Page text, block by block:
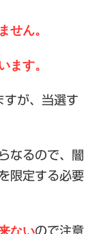
せん。
ます。
が、当選す
なるので、闇
限定する必要
ないので注意